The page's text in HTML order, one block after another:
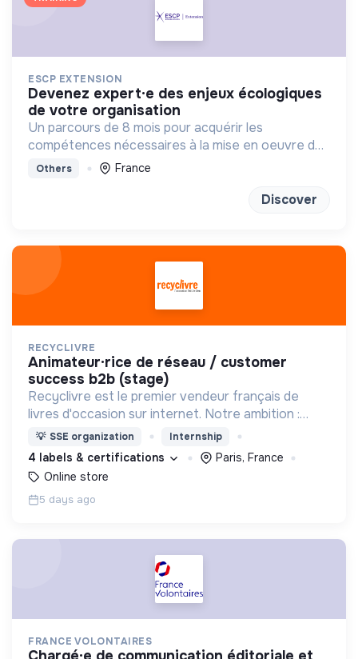
ESCP EXTENSION
devenez expert·e des enjeux écologiques
de votre organisation
Un parcours de 8 mois pour acquérir les
compétences nécessaires à la mise en oeuvre de
la transition écologique et environnementale au
Others France
Discover
RECYCLIVRE
animateur·rice de réseau / customer
success b2b (stage)
Recyclivre est le premier vendeur français de
livres d'occasion sur internet. Notre ambition :
avoir un impact favorable sur l'homme et son
environnement.
💡 SSE organization Internship
4 labels & certifications
Paris, France
Online store
5 days ago
FRANCE VOLONTAIRES